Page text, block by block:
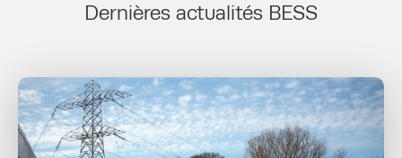
Dernières actualités BESS